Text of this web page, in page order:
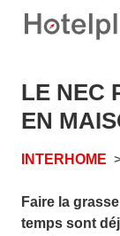
LE NEC
EN
INTERHOME
Faire la
temps sont